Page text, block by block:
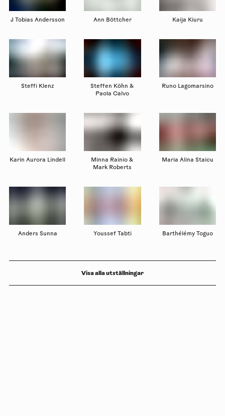
J Tobias Andersson Ann Böttcher Kaija Kiuru
Steffi Klenz
Steffen Köhn &
Paola Calvo
Runo Lagomarsino
Karin Aurora Lindell
Minna Rainio &
Mark Roberts
Maria Alina Staicu
Anders Sunna Youssef Tabti Barthélémy Toguo
Visa alla utställningar